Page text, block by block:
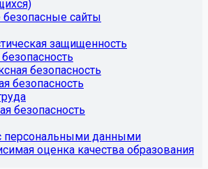
безопасные сайты
защищенность
безопасность
безопасность
безопасность
персональными данными
оценка качества образования